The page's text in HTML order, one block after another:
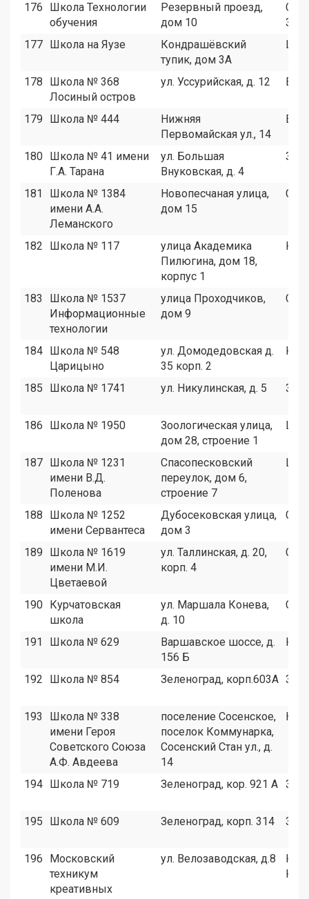
176
Школа Технологии
обучения
Резервный проезд,
дом 10
САО
ЗАО
177
Школа на Яузе
Кондрашёвский
тупик, дом 3А
ЦАО
178
Школа № 368
Лосиный остров
ул. Уссурийская, д. 12 ВАО
179 Школа № 444
Нижняя
Первомайская ул., 14
ВАО
180
Школа № 41 имени
Г.А. Тарана
ул. Большая
Внуковская, д. 4
ЗАО
181
Школа № 1384
имени А.А.
Леманского
Новопесчаная улица,
дом 15
САО
182 Школа № 117
улица Академика
Пилюгина, дом 18,
корпус 1
183
Школа № 1537
Информационные
технологии
улица Проходчиков,
дом 9
184
Школа № 548
Царицыно
ул. Домодедовская д.
35 корп. 2
185 Школа № 1741 ул. Никулинская, д. 5 ЗАО
186 Школа № 1950
Зоологическая улица,
дом 28, строение 1
ЦАО
187
Школа № 1231
имени В.Д.
Поленова
Спасопесковский
переулок, дом 6,
строение 7
ЦАО
188
Школа № 1252
имени Сервантеса
Дубосековская улица,
дом 3
САО
189
Школа № 1619
имени М.И.
Цветаевой
ул. Таллинская, д. 20,
корп. 4
190
Курчатовская
школа
ул. Маршала Конева,
д. 10
191 Школа № 629
Варшавское шоссе, д.
156 Б
192 Школа № 854 Зеленоград, корп.603А
193
Школа № 338
имени Героя
Советского Союза
А.Ф. Авдеева
поселение Сосенское,
поселок Коммунарка,
Сосенский Стан ул., д.
14
НАО
194 Школа № 719 Зеленоград, кор. 921 А
195 Школа № 609 Зеленоград, корп. 314
196
Московский
техникум
креативных
ул. Велозаводская, д.8